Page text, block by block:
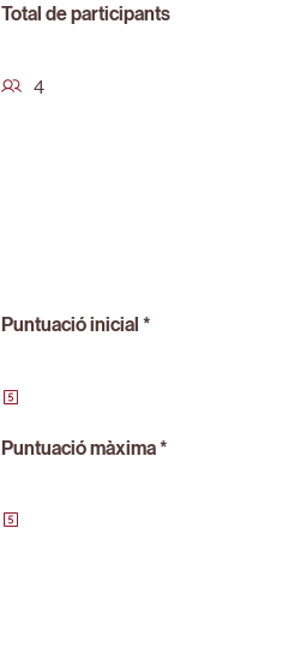
Total de participants
4
Puntuació inicial *
Puntuació màxima *